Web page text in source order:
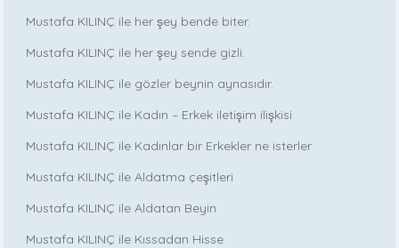
Mustafa KILINÇ ile her şey bende biter.
Mustafa KILINÇ ile her şey sende gizli.
Mustafa KILINÇ ile gözler beynin aynasıdır.
Mustafa KILINÇ ile Kadın – Erkek iletişim ilişkisi
Mustafa KILINÇ ile Kadınlar bir Erkekler ne isterler
Mustafa KILINÇ ile Aldatma çeşitleri
Mustafa KILINÇ ile Aldatan Beyin
Mustafa KILINÇ ile Kıssadan Hisse